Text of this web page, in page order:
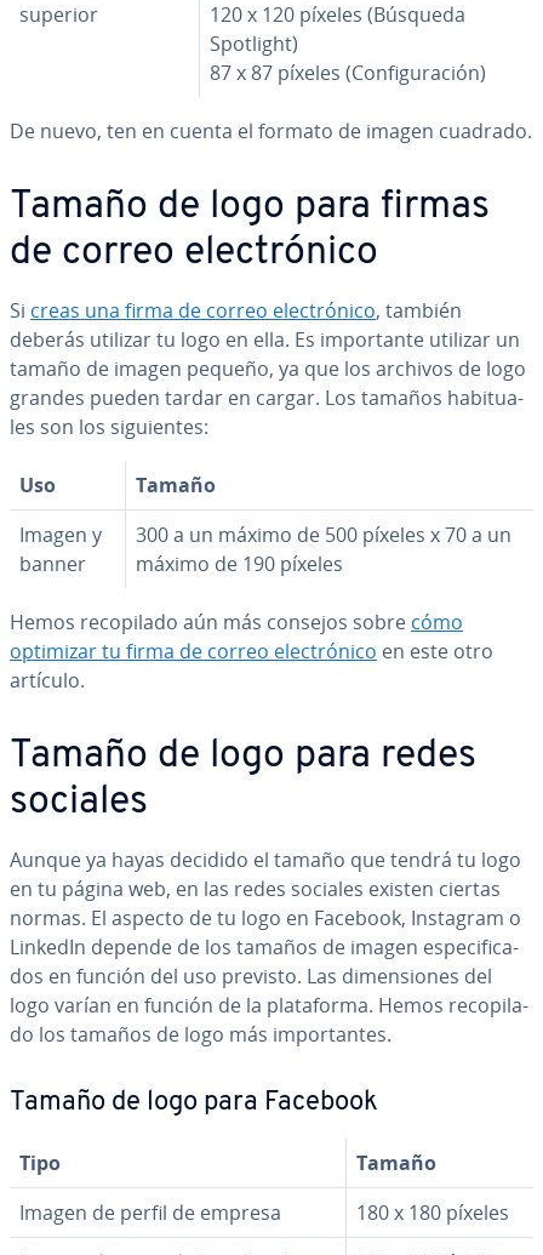
superior
120 x 120 píxeles (Búsqueda
Spotlight)
87 x 87 píxeles (Co­n­fi­gu­ra­ción)
De nuevo, ten en cuenta el formato de imagen cuadrado.
Tamaño de logo para firmas
de correo ele­c­tró­ni­co
Si creas una firma de correo ele­c­tró­ni­co, también
deberás utilizar tu logo en ella. Es im­po­r­ta­n­te utilizar un
tamaño de imagen pequeño, ya que los archivos de logo
grandes pueden tardar en cargar. Los tamaños ha­bi­tua­
les son los si­guie­n­tes:
Uso
Tamaño
Imagen y
banner
300 a un máximo de 500 píxeles x 70 a un
máximo de 190 píxeles
Hemos re­co­pi­la­do aún más consejos sobre cómo
optimizar tu firma de correo ele­c­tró­ni­co en este otro
artículo.
Tamaño de logo para redes
sociales
Aunque ya hayas decidido el tamaño que tendrá tu logo
en tu página web, en las redes sociales existen ciertas
normas. El aspecto de tu logo en Facebook, Instagram o
LinkedIn depende de los tamaños de imagen es­pe­ci­fi­ca­
dos en función del uso previsto. Las di­me­n­sio­nes del
logo varían en función de la pla­ta­fo­r­ma. Hemos re­co­pi­la­
do los tamaños de logo más im­po­r­ta­n­tes.
Tamaño de logo para Facebook
Tipo
Tamaño
Imagen de perfil de empresa
180 x 180 píxeles